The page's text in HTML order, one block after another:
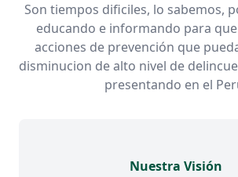
Son tiempos dificiles, lo sabemos,
educando e informando para
acciones de prevención que
disminucion de alto nivel de
presentando en el
Nuestra Visión